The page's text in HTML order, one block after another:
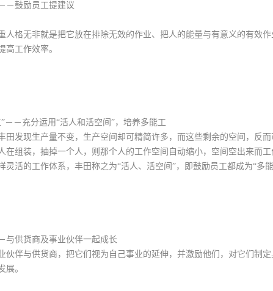
－鼓励员工提建议
人格无非就是把它放在排除无效的作业、把人的能量与有意义的有效
高工作效率。
－－充分运用“活人和活空间”，培养多能工
田发现生产量不变，生产空间却可精简许多，而这些剩余的空间，反
在组装，抽掉一个人，则那个人的工作空间自动缩小，空间空出来而
灵活的工作体系，丰田称之为“活人、活空间”，即鼓励员工都成为“多能
与供货商及事业伙伴一起成长
伙伴与供货商，把它们视为自己事业的延伸，并激励他们，对它们制
展。